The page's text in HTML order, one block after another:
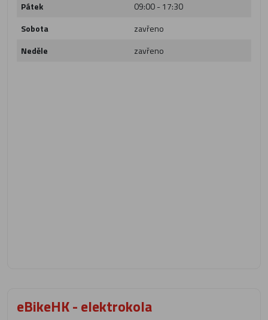
Pátek
09:00 - 17:30
Sobota
zavřeno
Neděle
zavřeno
eBikeHK - elektrokola